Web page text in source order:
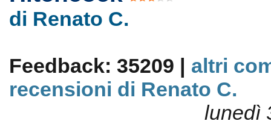
di Renato C.
Feedback: 35209 | altri
recensioni di Renato C.
lunedì